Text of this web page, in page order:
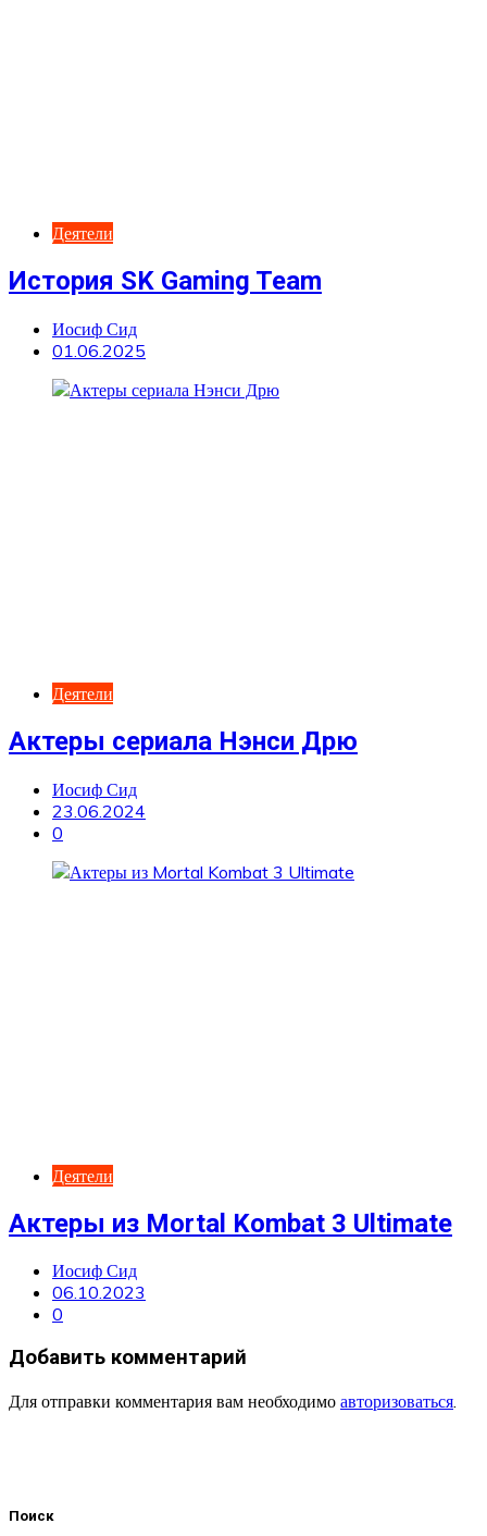
Деятели
История SK Gaming Team
Иосиф Сид
01.06.2025
Деятели
Актеры сериала Нэнси Дрю
Иосиф Сид
23.06.2024
0
Деятели
Актеры из Mortal Kombat 3 Ultimate
Иосиф Сид
06.10.2023
0
Добавить комментарий
Для отправки комментария вам необходимо авторизоваться
Поиск